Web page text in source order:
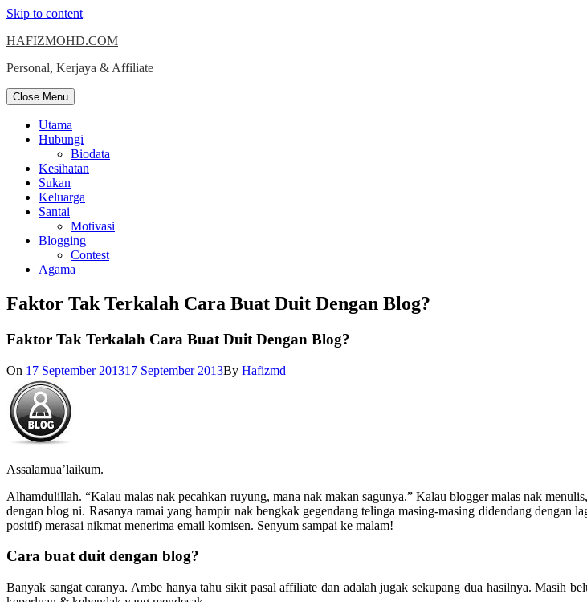
Skip to content
HAFIZMOHD.COM
Personal, Kerjaya & Affiliate
Close Menu
Utama
Hubungi
Biodata
Kesihatan
Sukan
Keluarga
Santai
Motivasi
Blogging
Contest
Agama
Faktor Tak Terkalah Cara Buat Duit Dengan Blog?
Faktor Tak Terkalah Cara Buat Duit Dengan Blog?
On 17 September 201317 September 2013By Hafizmd
Assalamua’laikum.
Alhamdulillah. “Kalau malas nak pecahkan ruyung, mana nak makan sagunya.” Kalau blogger malas nak
dengan blog ni. Rasanya ramai yang hampir nak bengkak gegendang telinga masing-masing didendang dengan
positif) merasai nikmat menerima email komisen. Senyum sampai ke malam!
Cara buat duit dengan blog?
Banyak sangat caranya. Ambe hanya tahu sikit pasal affiliate dan adalah jugak sekupang dua hasilnya. Masih